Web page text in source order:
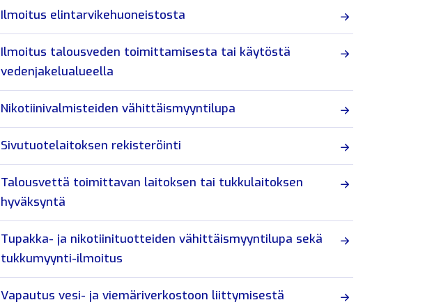
Ilmoitus elintarvikehuoneistosta
Ilmoitus talousveden toimittamisesta tai käytöstä
vedenjakelualueella
Nikotiinivalmisteiden vähittäismyyntilupa
Sivutuotelaitoksen rekisteröinti
Talousvettä toimittavan laitoksen tai tukkulaitoksen
hyväksyntä
Tupakka- ja nikotiinituotteiden vähittäismyyntilupa sekä
tukkumyynti-ilmoitus
Vapautus vesi- ja viemäriverkostoon liittymisestä